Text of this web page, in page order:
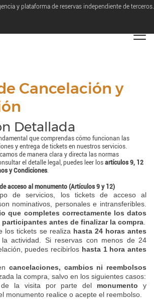
y plataforma de reservas independiente de terceros.
Cancelación y
Detallada
que comprendas cómo funcionan las
y entrega de tickets en nuestros servicios.
de manera clara y directa las normas
el detalle legal, puedes leer los artículos 9, 12
y Condiciones.
acceso al monumento (Artículos 9 y 12)
de servicios, los tickets de acceso al
nominativos, personales e intransferibles.
que completes correctamente los datos
antes de finalizar la compra.
los tickets se realiza hasta 24 horas antes
actividad. Si reservas con menos de 24
puedes recibirlos hasta 1 hora antes
cancelaciones, cambios ni reembolsos
la compra, salvo en los siguientes casos:
de la visita por parte del monumento y
monumento realice o acepte el reembolso.